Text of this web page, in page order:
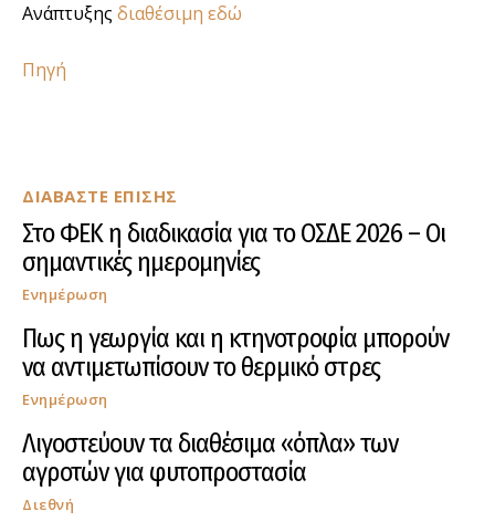
ΔΙΑΒΑΣΤΕ ΕΠΙΣΗΣ
Στο ΦΕΚ η διαδικασία για το ΟΣΔΕ 2026 – Οι
σημαντικές ημερομηνίες
Ενημέρωση
Πως η γεωργία και η κτηνοτροφία μπορούν
να αντιμετωπίσουν το θερμικό στρες
Ενημέρωση
Λιγοστεύουν τα διαθέσιμα «όπλα» των
αγροτών για φυτοπροστασία
Διεθνή
Ανάπτυξης διαθέσιμη εδώ
Πηγή